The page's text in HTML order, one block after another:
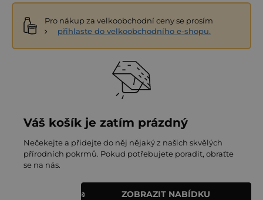
Pro nákup za velkoobchodní ceny se prosím
přihlaste do velkoobchodního e-shopu.
Váš košík je zatím prázdný
Nečekejte a přidejte do něj nějaký z našich skvělých
přírodních pokrmů. Pokud potřebujete poradit, obraťte
se na nás.
ZOBRAZIT NABÍDKU